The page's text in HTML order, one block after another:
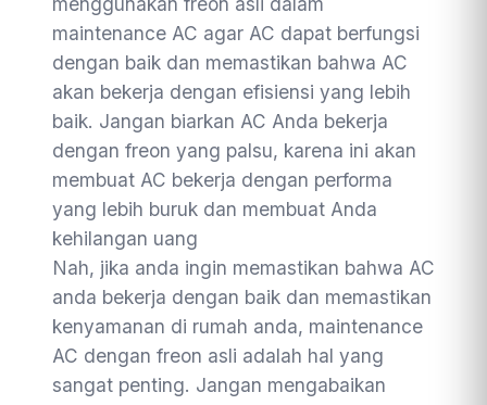
maintenance AC agar AC dapat berfungsi
dengan baik dan memastikan bahwa AC
akan bekerja dengan efisiensi yang lebih
baik. Jangan biarkan AC Anda bekerja
dengan freon yang palsu, karena ini akan
membuat AC bekerja dengan performa
yang lebih buruk dan membuat Anda
kehilangan uang
Nah, jika anda ingin memastikan bahwa AC
anda bekerja dengan baik dan memastikan
kenyamanan di rumah anda, maintenance
AC dengan freon asli adalah hal yang
sangat penting. Jangan mengabaikan